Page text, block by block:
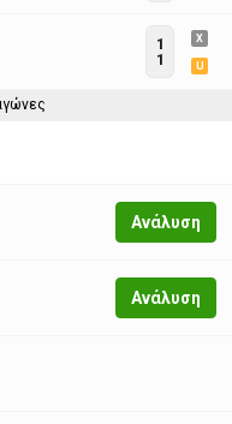
1
1
X
U
Aνάλυση
Aνάλυση